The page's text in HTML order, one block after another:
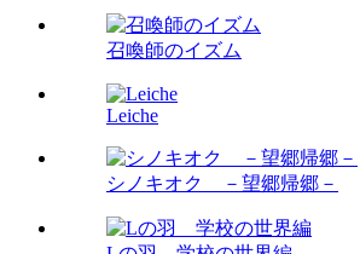
召喚師のイズム
Leiche
シノキオク －望郷帰郷－